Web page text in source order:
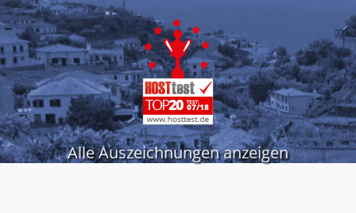
Alle Auszeichnungen anzeigen